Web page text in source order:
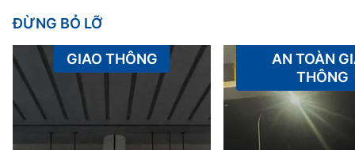
ĐỪNG BỎ LỠ
GIAO THÔNG
AN TOÀN
THÔNG